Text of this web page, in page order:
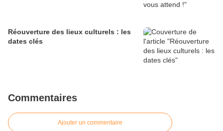
Réouverture des lieux culturels : les
dates clés
Commentaires
Ajouter un commentaire